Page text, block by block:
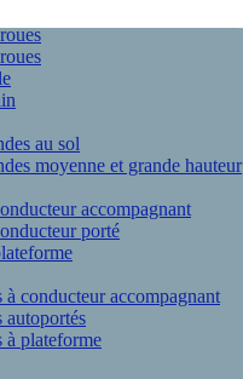
au sol
moyenne et grande hauteur
accompagnant
porté
à conducteur accompagnant
autoportés
à plateforme